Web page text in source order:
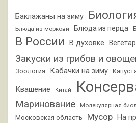
Баклажаны на зиму
Блюда из моркови Блюда из перца
В России В духовке
Закуски из грибов и
Зоология Кабачки на зиму
Квашение Китай
Маринование Молекулярная
Московская область Мусор На